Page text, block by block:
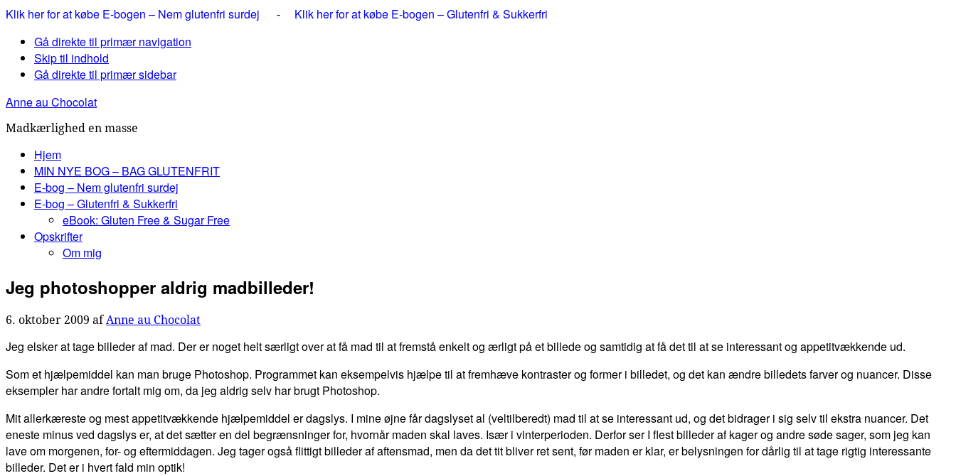
Klik her for at købe E-bogen – Nem glutenfri surdej - Klik her for at købe E-bogen – Glutenfri & Sukkerfri
Gå direkte til primær navigation
Skip til indhold
Gå direkte til primær sidebar
Anne au Chocolat
Madkærlighed en masse
Hjem
MIN NYE BOG – BAG GLUTENFRIT
E-bog – Nem glutenfri surdej
E-bog – Glutenfri & Sukkerfri
eBook: Gluten Free & Sugar Free
Opskrifter
Om mig
Jeg photoshopper aldrig madbilleder!
6. oktober 2009 afAnne au Chocolat
Jeg elsker at tage billeder af mad. Der er noget helt særligt over at få mad til at fremstå enkelt og ærligt på et billede og samtidig at få det til at se interessant og appetitvækkende ud.
Som et hjælpemiddel kan man bruge Photoshop. Programmet kan eksempelvis hjælpe til at fremhæve kontraster og former i billedet, og det kan ændre billedets farver og nuancer. Disse
eksempler har andre fortalt mig om, da jeg aldrig selv har brugt Photoshop.
Mit allerkæreste og mest appetitvækkende hjælpemiddel er dagslys. I mine øjne får dagslyset al (veltilberedt) mad til at se interessant ud, og det bidrager i sig selv til ekstra nuancer. Det
eneste minus ved dagslys er, at det sætter en del begrænsninger for, hvornår maden skal laves. Især i vinterperioden. Derfor ser I flest billeder af kager og andre søde sager, som jeg kan
lave om morgenen, for- og eftermiddagen. Jeg tager også flittigt billeder af aftensmad, men da det tit bliver ret sent, før maden er klar, er belysningen for dårlig til at tage rigtig interessante
billeder. Det er i hvert fald min optik!